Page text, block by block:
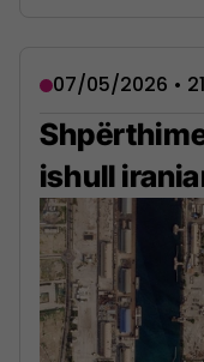
07/05/2026 •
ishull